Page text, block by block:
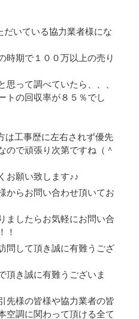
いている協力業者様にな
時期で１００万以上の売り
思って調べていたら、、、
トの回収率が８５％でし
は工事歴に左右されず優先
ので頑張り次第ですね（＾
お願い致します♪♪
からお問い合わせ頂いてお
ましたらお気軽にお問い合
！
問して頂き誠に有難うござ
頂き誠に有難うございま
先様の皆様や協力業者の皆
空調に関わって頂ける全て